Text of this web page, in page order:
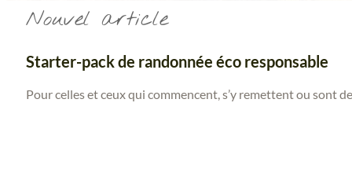
Nouvel article
Starter-pack de randonnée éco responsable
Pour celles et ceux qui commencent, s’y remettent ou sont